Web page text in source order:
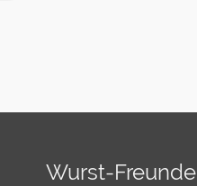
Wurst-Freunde